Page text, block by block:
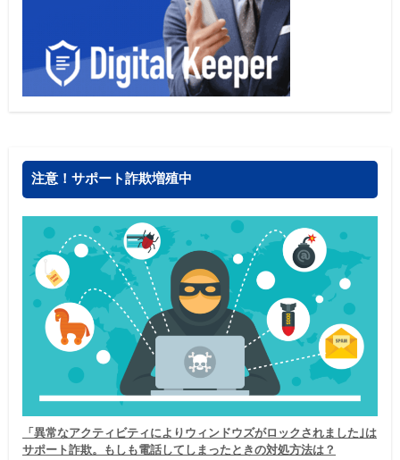
注意！サポート詐欺増殖中
「異常なアクティビティによりウィンドウズがロックされました｣は
サポート詐欺。もしも電話してしまったときの対処方法は？